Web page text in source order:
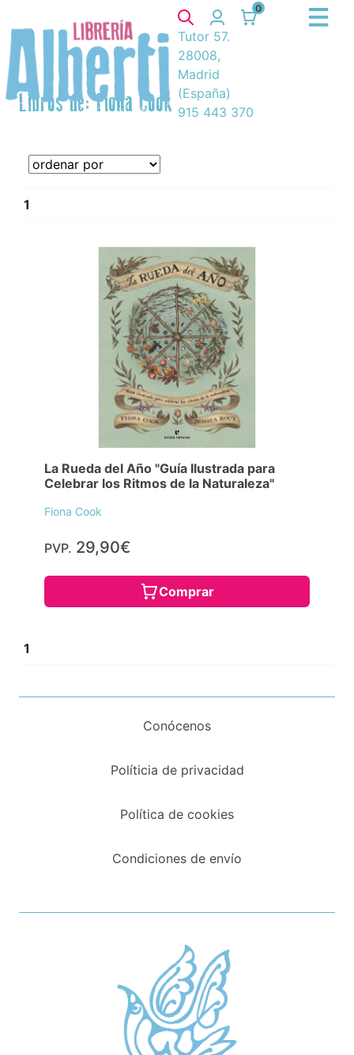
0
Tutor 57.
28008,
Madrid
(España)
915 443 370
Libros de: Fiona Cook
1
La Rueda del Año "Guía Ilustrada para
Celebrar los Ritmos de la Naturaleza"
Fiona Cook
PVP. 29,90€
Comprar
1
Conócenos
Políticia de privacidad
Política de cookies
Condiciones de envío